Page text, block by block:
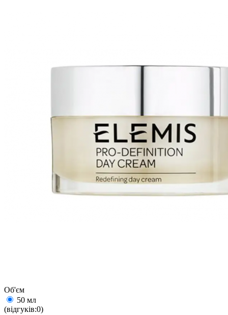
Об'єм
50 мл
(відгуків:0)